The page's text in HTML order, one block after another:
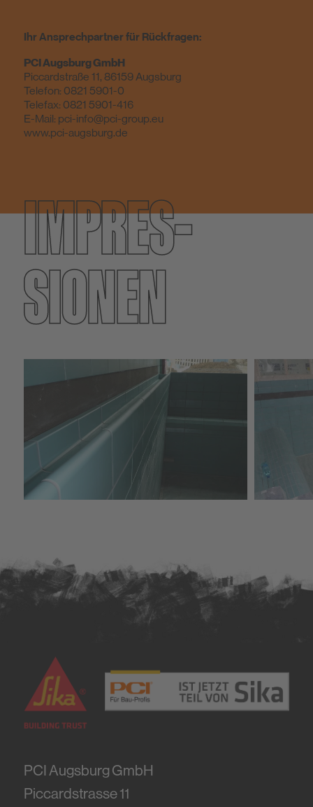
Ihr Ansprechpartner für Rückfragen:
PCI Augsburg GmbH
Piccardstraße 11, 86159 Augsburg
Telefon: 0821 5901-0
Telefax: 0821 5901-416
E-Mail: pci-info@pci-group.eu
www.pci-augsburg.de
IMPRES­
SIONEN
PCI Augsburg GmbH
Piccardstrasse 11